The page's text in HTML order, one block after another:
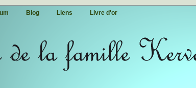
Blog Liens Livre d'or